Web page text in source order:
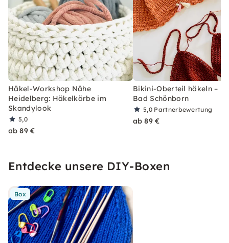
Häkel-Workshop Nähe
Heidelberg: Häkelkörbe im
Skandylook
5,0
ab 89 €
Bikini-Oberteil häkeln –
Bad Schönborn
5,0 Partnerbewertung
ab 89 €
Entdecke unsere DIY-Boxen
Box